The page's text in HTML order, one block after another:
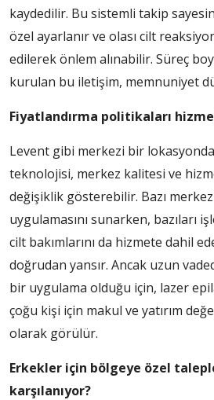
kaydedilir. Bu sistemli takip
özel ayarlanır ve olası cilt
edilerek önlem alınabilir. Süreç
kurulan bu iletişim, memnuniyet
Fiyatlandırma politikaları
Levent gibi merkezi bir
teknolojisi, merkez kalitesi ve
değişiklik gösterebilir. Bazı
uygulamasını sunarken, bazıları
cilt bakımlarını da hizmete dahil
doğrudan yansır. Ancak uzun
bir uygulama olduğu için, lazer
çoğu kişi için makul ve yatırım
olarak görülür.
Erkekler için bölgeye özel
karşılanıyor?